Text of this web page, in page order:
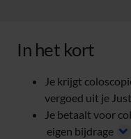
In het kort
Je krijgt
vergoed uit je
Je betaalt voor
eigen bijdrage